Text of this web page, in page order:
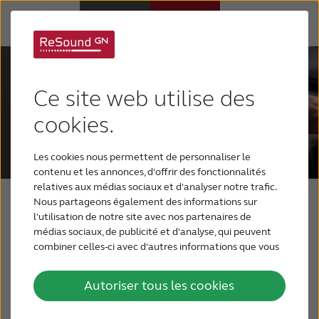
Ce site web utilise des
cookies.
Les cookies nous permettent de personnaliser le
contenu et les annonces, d'offrir des fonctionnalités
relatives aux médias sociaux et d'analyser notre trafic.
Nous partageons également des informations sur
l'utilisation de notre site avec nos partenaires de
médias sociaux, de publicité et d'analyse, qui peuvent
combiner celles-ci avec d'autres informations que vous
utilisation de leurs services.
Autoriser tous les cookies
Appareils auditifs
Perte auditive
Support & Assistance
Pourquoi choisir ReSound
BLOG
Réglages à distance
faciles avec
l'application